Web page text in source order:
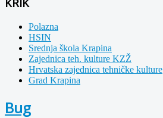
Polazna
HSIN
Srednja škola Krapina
Zajednica teh. kulture KZŽ
Hrvatska zajednica tehničke kulture
Grad Krapina
Bug